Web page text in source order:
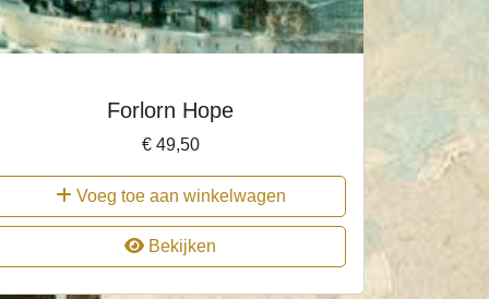
Forlorn Hope
€49,50
Voeg toe aan winkelwagen
Bekijken